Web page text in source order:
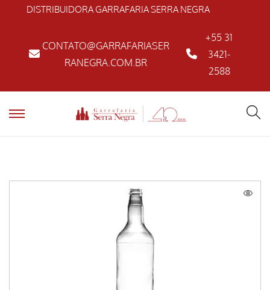
DISTRIBUIDORA GARRAFARIA SERRA NEGRA
CONTATO@GARRAFARIASER
RANEGRA.COM.BR
+55 31
3421-
2588